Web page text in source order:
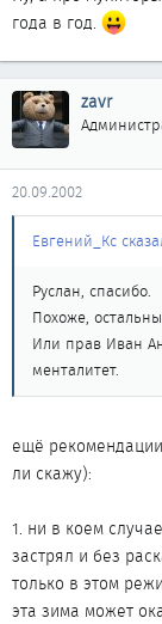
года в год.
zavr
20.09.2002
Евгений_Кс
Руслан, спасибо.
Похоже,
Или прав Иван
менталитет.
ещё
ли скажу):
1. ни в коем
застрял и без
только в этом
эта зима может